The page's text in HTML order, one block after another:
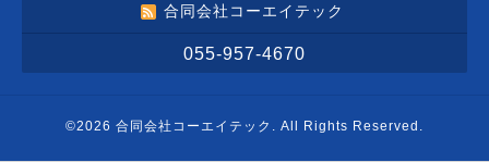
合同会社コーエイテック
055-957-4670
©2026 合同会社コーエイテック . All Rights Reserved.